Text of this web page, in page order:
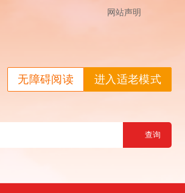
网站声明
进入适老模式
无障碍阅读